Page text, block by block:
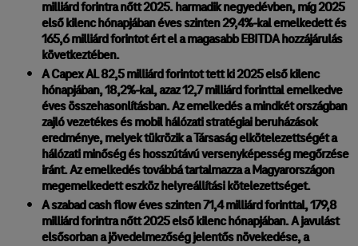
milliárd forintra nőtt 2025. harmadik negyedévben, míg 2025
első kilenc hónapjában éves szinten 29,4%-kal emelkedett és
165,6 milliárd forintot ért el a magasabb EBITDA hozzájárulás
következtében.
A Capex AL 82,5 milliárd forintot tett ki 2025 első kilenc
hónapjában, 18,2%-kal, azaz 12,7 milliárd forinttal emelkedve
éves összehasonlításban. Az emelkedés a mindkét országban
zajló vezetékes és mobil hálózati stratégiai beruházások
eredménye, melyek tükrözik a Társaság elkötelezettségét a
hálózati minőség és hosszútávú versenyképesség megőrzése
iránt. Az emelkedés továbbá tartalmazza a Magyarországon
megemelkedett eszköz helyreállítási kötelezettséget.
A szabad cash flow éves szinten 71,4 milliárd forinttal, 179,8
milliárd forintra nőtt 2025 első kilenc hónapjában. A javulást
elsősorban a jövedelmezőség jelentős növekedése, a